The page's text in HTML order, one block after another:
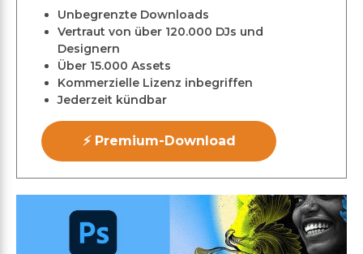
Unbegrenzte Downloads
Vertraut von über 120.000 DJs und
Designern
Über 15.000 Assets
Kommerzielle Lizenz inbegriffen
Jederzeit kündbar
⚡ Premium-Download